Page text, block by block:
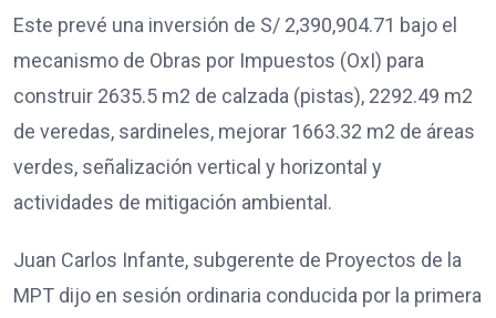
Este prevé una inversión de S/ 2,390,904.71 bajo el
mecanismo de Obras por Impuestos (OxI) para
construir 2635.5 m2 de calzada (pistas), 2292.49 m2
de veredas, sardineles, mejorar 1663.32 m2 de áreas
verdes, señalización vertical y horizontal y
actividades de mitigación ambiental.
Juan Carlos Infante, subgerente de Proyectos de la
MPT dijo en sesión ordinaria conducida por la primera